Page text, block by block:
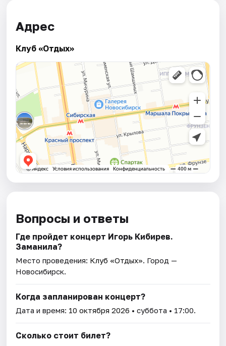
Адрес
Клуб «Отдых»
Вопросы и ответы
Где пройдет концерт Игорь Кибирев.
Заманила?
Место проведения: Клуб «Отдых». Город —
Новосибирск.
Когда запланирован концерт?
Дата и время: 10 октября 2026 • суббота • 17:00.
Сколько стоит билет?